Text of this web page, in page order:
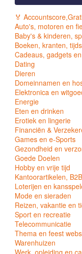
🏅
Auto's, motoren en
Baby's & kinderen,
Boeken, kranten,
Cadeaus, gadgets
Dating
Dieren
Domeinnamen en
Elektronica en
Energie
Eten en drinken
Erotiek en lingerie
Financiën &
Games en e-Sports
Gezondheid en
Goede Doelen
Hobby en vrije tijd
Kantoorartikelen,
Loterijen en
Mode en sieraden
Reizen, vakantie en
Sport en recreatie
Telecommunicatie
Thema en feest
Warenhuizen
Werk, opleiding en